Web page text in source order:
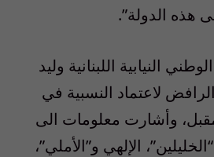
هذه الدولة”.
النيابية اللبنانية وليد
لاعتماد النسبية في
وأشارت معلومات الى
الإلهي و”الأملي”،